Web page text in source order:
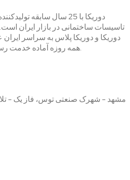
دوریکا با 25 سال سابقه
دوریکا و دوریکا پلاس به سراسر
همه روزه آماده خدمت رسانی به هموطنان عزیز است.
مشهد - شهرک صنعتی توس، فاز یک -